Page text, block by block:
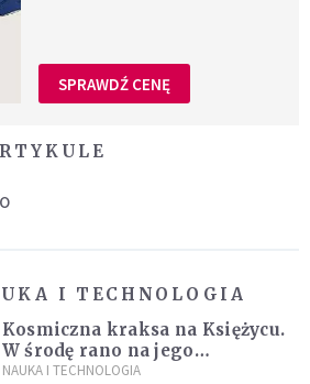
SPRAWDŹ CENĘ
I TECHNOLOGIA
Kosmiczna kraksa na Księżycu.
W środę rano na jego
powierzchni dojdzie do
NAUKA I TECHNOLOGIA